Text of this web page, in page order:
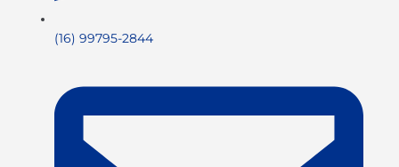
(16) 99795-2844